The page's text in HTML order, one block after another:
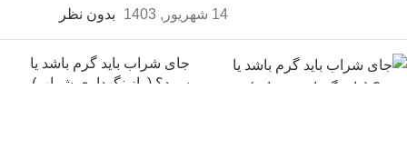
14 شهریور, 1403
بدون نظر
جای شراب باید گرم باشد یا
سرد؟ (راز نگهداری شراب)